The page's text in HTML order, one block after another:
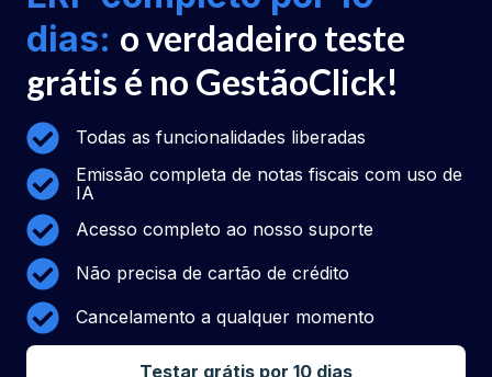
dias: o verdadeiro teste
grátis é no GestãoClick!
Todas as funcionalidades liberadas
Emissão completa de notas fiscais com uso de
IA
Acesso completo ao nosso suporte
Não precisa de cartão de crédito
Cancelamento a qualquer momento
Testar grátis por 10 dias